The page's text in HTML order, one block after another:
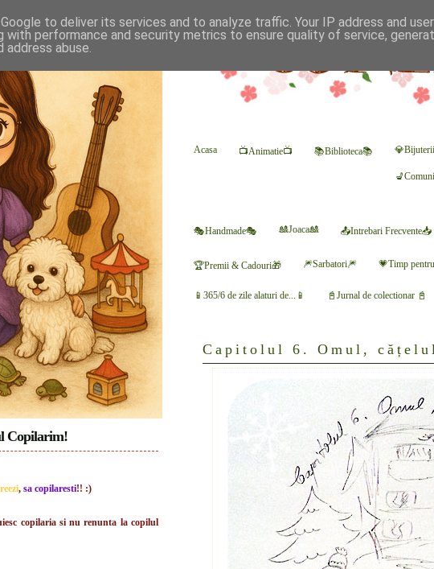
Acasa 📺Animatie📺 📚Biblioteca📚
🎭Handmade🎭 🎎Joaca🎎 📤Intrebari Frecvente📥
🏆Premii & Cadouri🎁 🎆Sarbatori🎆 💗Timp
📱365/6 de zile alaturi de...📱 📓Jurnal de colectionar 📓
Capitolul 6. Omul,
Copilarim!
, sa copilaresti!! :)
copilaria si nu renunta la copilul
to deliver its services and to analyze traffic. Your IP address and
with performance and security metrics to ensure quality of service,
abuse.